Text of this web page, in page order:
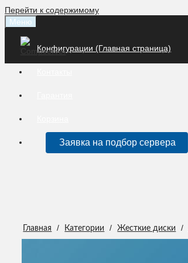
Перейти к содержимому
Меню
Конфигурации (Главная страница)
Заявка на подбор сервера
Главная / Категории / Жесткие диски /